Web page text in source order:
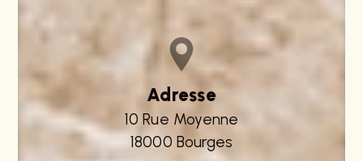
Adresse
10 Rue Moyenne
18000 Bourges